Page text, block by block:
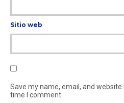
Sitio web
Save my name, email, and
time I comment